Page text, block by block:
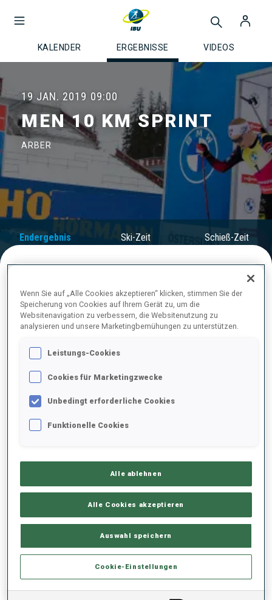
KALENDER ERGEBNISSE VIDEOS
19 JAN. 2019 09:00
MEN 10 KM SPRINT
ARBER
Endergebnis Ski-Zeit Schieß-Zeit
ENDERGEBNISE
RUS 0 0
4 70 A. POVARNITSYN
+14.9
26:14.9
6 35 H. BOGETVEIT
Wenn Sie auf „Alle Cookies akzeptieren“ klicken, stimmen Sie der
Speicherung von Cookies auf Ihrem Gerät zu, um die
Websitenavigation zu verbessern, die Websitenutzung zu
analysieren und unsere Marketingbemühungen zu unterstützen.
Leistungs-Cookies
Cookies für Marketingzwecke
Unbedingt erforderliche Cookies
Funktionelle Cookies
Alle ablehnen
Alle Cookies akzeptieren
Auswahl speichern
Cookie-Einstellungen